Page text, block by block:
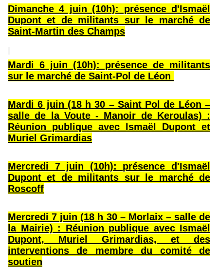
Dimanche 4 juin (10h): présence d'Ismaël
Dupont et de militants sur le marché de
Saint-Martin des Champs
Mardi 6 juin (10h): présence de militants
sur le marché de Saint-Pol de Léon
Mardi 6 juin (18 h 30 – Saint Pol de Léon –
salle de la Voute - Manoir de Keroulas) :
Réunion publique avec Ismaël Dupont et
Muriel Grimardias
Mercredi 7 juin (10h): présence d'Ismaël
Dupont et de militants sur le marché de
Roscoff
Mercredi 7 juin (18 h 30 – Morlaix – salle de
la Mairie) : Réunion publique avec Ismaël
Dupont, Muriel Grimardias, et des
interventions de membre du comité de
soutien